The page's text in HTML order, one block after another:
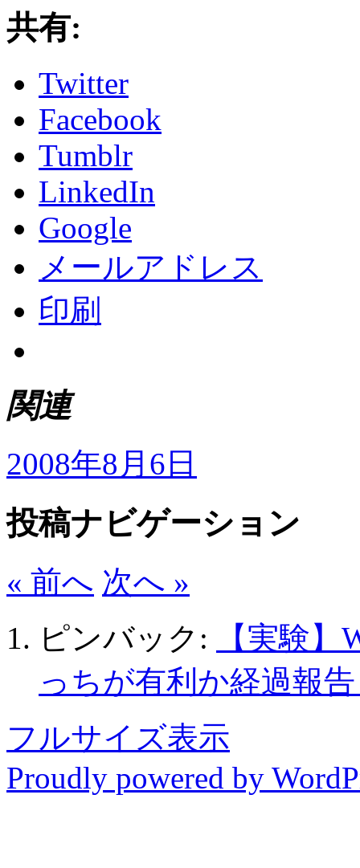
共有:
Twitter
Facebook
Tumblr
LinkedIn
Google
メールアドレス
印刷
関連
2008年8月6日
投稿ナビゲーション
« 前へ 次へ »
ピンバック:
【実験
っちが有利か経過報
フルサイズ表示
Proudly powered by